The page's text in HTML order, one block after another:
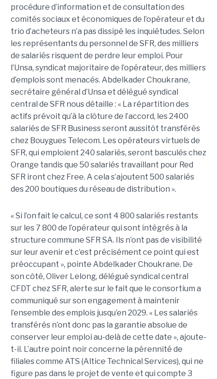
procédure d’information et de consultation des
comités sociaux et économiques de l’opérateur et du
trio d’acheteurs n’a pas dissipé les inquiétudes. Selon
les représentants du personnel de SFR, des milliers
de salariés risquent de perdre leur emploi. Pour
l’Unsa, syndicat majoritaire de l’opérateur, des milliers
d’emplois sont menacés. Abdelkader Choukrane,
secrétaire général d’Unsa et délégué syndical
central de SFR nous détaille : « La répartition des
actifs prévoit qu’à la clôture de l’accord, les 2400
salariés de SFR Business seront aussitôt transférés
chez Bouygues Telecom. Les opérateurs virtuels de
SFR, qui emploient 240 salariés, seront basculés chez
Orange tandis que 50 salariés travaillant pour Red
SFR iront chez Free. A cela s’ajoutent 500 salariés
des 200 boutiques du réseau de distribution ».
« Si l’on fait le calcul, ce sont 4 800 salariés restants
sur les 7 800 de l’opérateur qui sont intégrés à la
structure commune SFR SA. Ils n’ont pas de visibilité
sur leur avenir et c’est précisément ce point qui est
préoccupant », pointe Abdelkader Choukrane. De
son côté, Oliver Lelong, délégué syndical central
CFDT chez SFR, alerte sur le fait que le consortium a
communiqué sur son engagement à maintenir
l’ensemble des emplois jusqu’en 2029. « Les salariés
transférés n’ont donc pas la garantie absolue de
conserver leur emploi au-delà de cette date », ajoute-
t-il. L’autre point noir concerne la pérennité de
filiales comme ATS (Altice Technical Services), qui ne
figure pas dans le projet de vente et qui compte 3